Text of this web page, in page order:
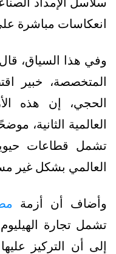
انعكاسات مباشرة
وفي هذا السياق،
المتخصصة، خبير
الحجي، إن هذه
العالمية الثانية،
تشمل قطاعات
العالمي بشكل غير
وأضاف أن أزمة
تشمل تجارة
إلى أن التركيز